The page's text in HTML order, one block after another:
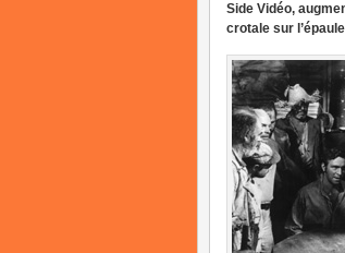
Side Vidéo,
crotale sur